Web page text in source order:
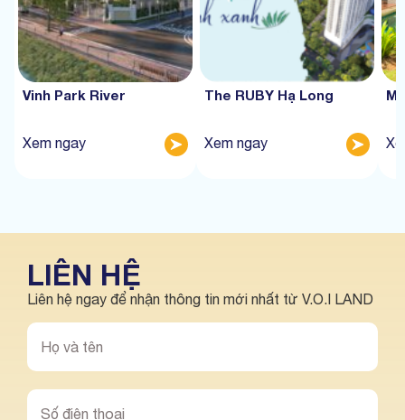
Vinh Park River
Xem ngay
The RUBY Hạ Long
Xem ngay
LIÊN HỆ
Liên hệ ngay để nhận thông tin mới nhất từ V.O.I LAND